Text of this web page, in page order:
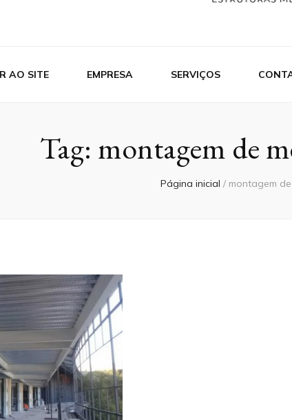
AO SITE EMPRESA SERVIÇOS
Tag: montagem de
Página inicial / montagem